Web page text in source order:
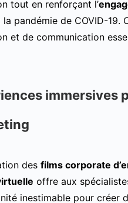
tout en renforçant l’
la pandémie de COVID-
et de communication
immersives
des films corporate
offre aux
inestimable pour créer